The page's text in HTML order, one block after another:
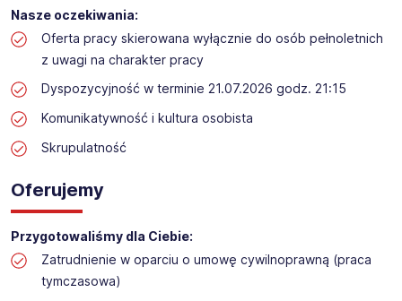
Nasze oczekiwania:
Oferta pracy skierowana wyłącznie do osób pełnoletnich
z uwagi na charakter pracy
Dyspozycyjność w terminie 21.07.2026 godz. 21:15
Komunikatywność i kultura osobista
Skrupulatność
Oferujemy
Przygotowaliśmy dla Ciebie:
Zatrudnienie w oparciu o umowę cywilnoprawną (praca
tymczasowa)